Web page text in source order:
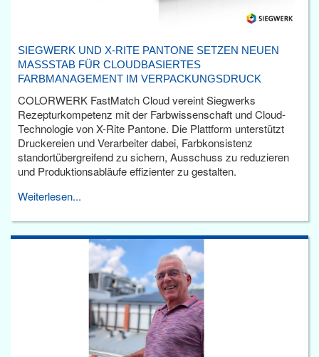
SIEGWERK UND X-RITE PANTONE SETZEN NEUEN
MASSSTAB FÜR CLOUDBASIERTES F
ARBMANAGEMENT IM VERPACKUNGSDRUCK
COLORWERK FastMatch Cloud vereint Siegwerks
Rezepturkompetenz mit der Farbwissenschaft und Cloud-
Technologie von X-Rite Pantone. Die Plattform unterstützt
Druckereien und Verarbeiter dabei, Farbkonsistenz
standortübergreifend zu sichern, Ausschuss zu reduzieren
und Produktionsabläufe effizienter zu gestalten.
Weiterlesen...